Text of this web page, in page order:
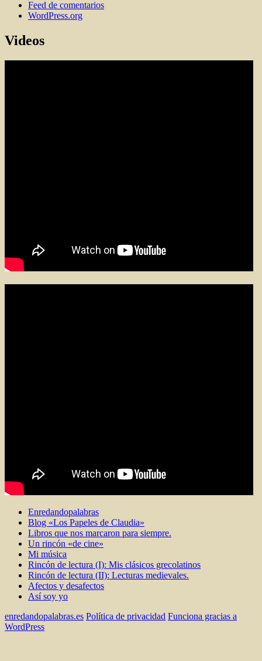
Feed de comentarios
WordPress.org
Videos
Enredandopalabras
Blog «Los Papeles de Claudia»
Libros que nos marcaron para siempre.
Un rincón «de cine»
Mi música
Rincón de lectura (I): Mis clásicos grecolatinos
Rincón de lectura (II): Lecturas medievales.
Afectos y desafectos
Así soy yo
enredandopalabras.es Política de privacidad Funciona gracias a
WordPress